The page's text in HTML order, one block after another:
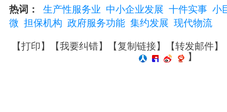
热词： 生产性服务业 中小企业发展 十件实事 小
微 担保机构 政府服务功能 集约发展 现代物流
【打印】【我要纠错】【复制链接】【转发邮件】
】